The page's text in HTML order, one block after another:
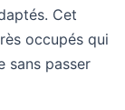
Cet
occupés qui
sans passer